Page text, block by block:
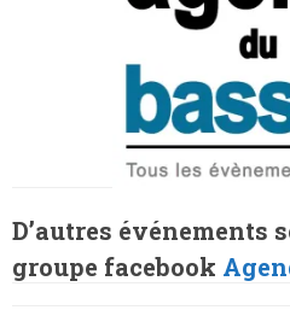
D’autres événements
groupe facebook